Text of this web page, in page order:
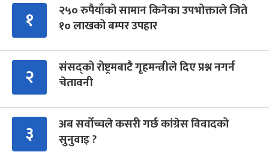
१
२५० रुपैयाँको सामान किनेका उपभोक्ताले जिते
१० लाखको बम्पर उपहार
२
संसद्को रोष्ट्रमबाटै गृहमन्त्रीले दिए प्रश्न नगर्न
चेतावनी
३
अब सर्वोच्चले कसरी गर्छ कांग्रेस विवादको
सुनुवाइ ?